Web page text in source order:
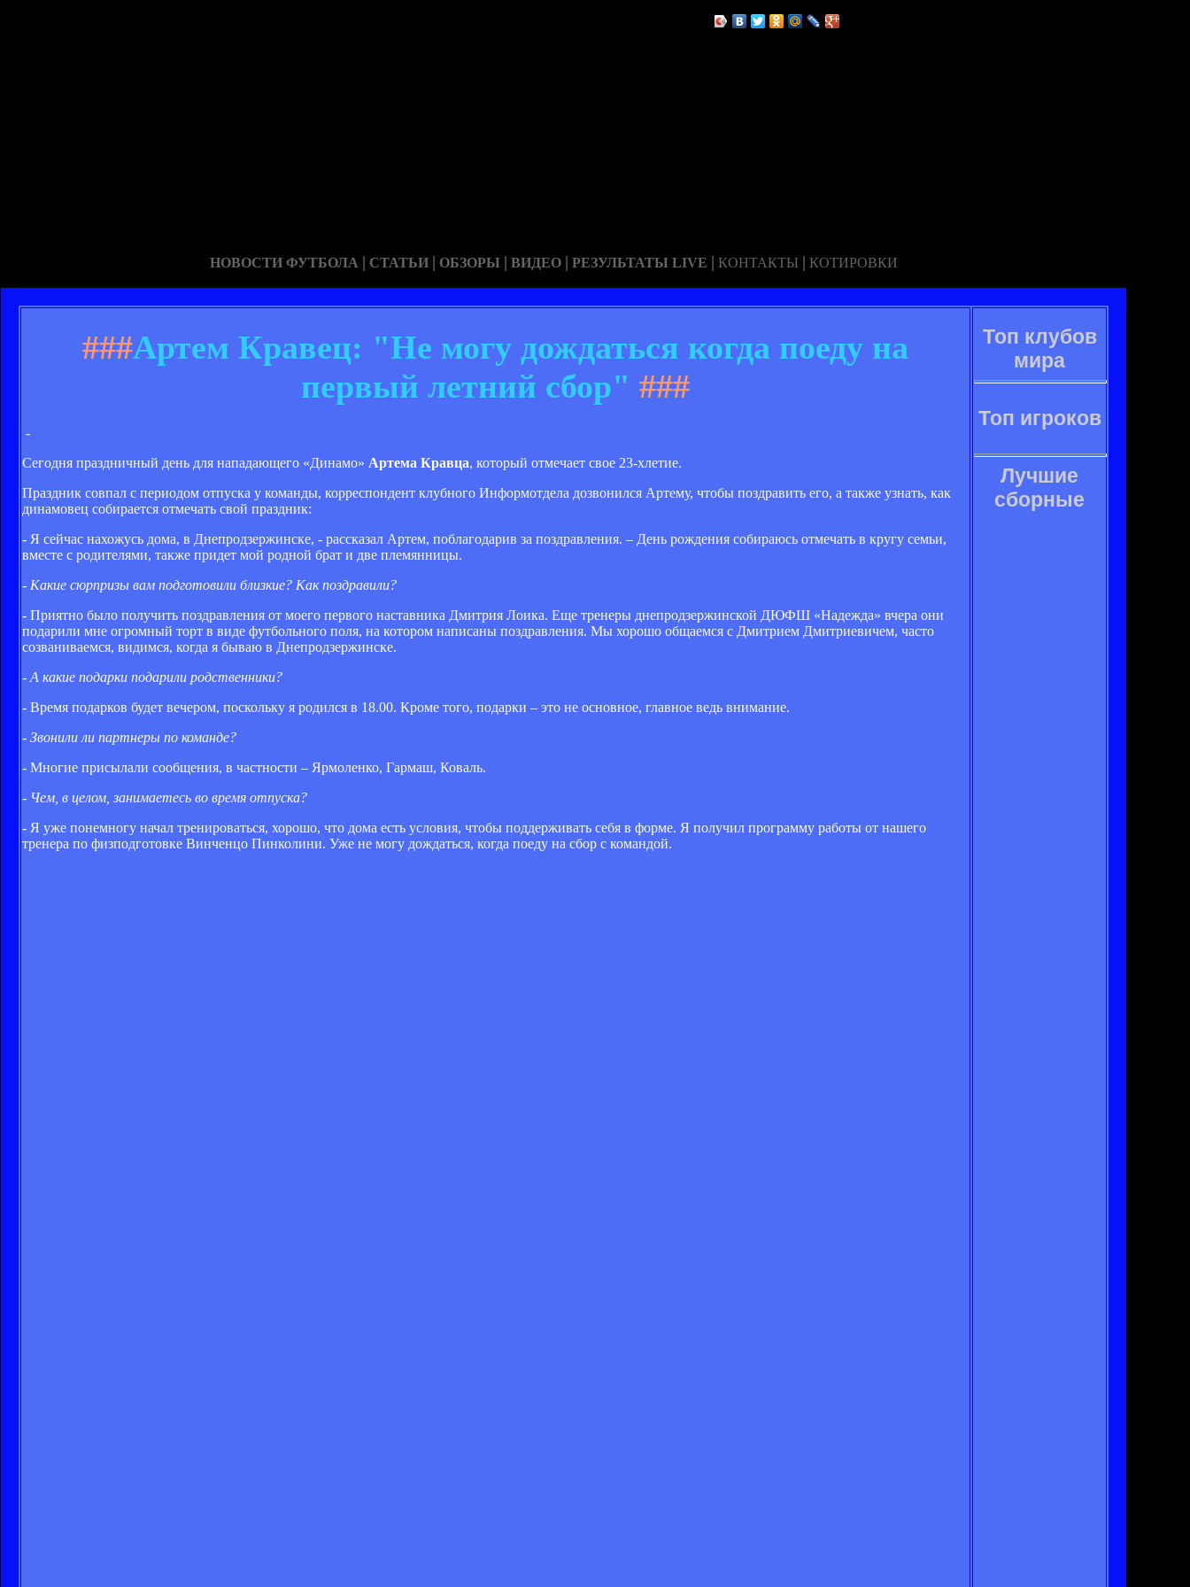
НОВОСТИ ФУТБОЛА | СТАТЬИ | ОБЗОРЫ | ВИДЕО | РЕЗУЛЬТАТЫ LIVE | КОНТАКТЫ | КОТИРОВКИ
###Артем Кравец: "Не могу дождаться когда поеду на
первый летний сбор" ###
-
Сегодня праздничный день для нападающего «Динамо» Артема Кравца, который отмечает свое 23-хлетие.
Праздник совпал с периодом отпуска у команды, корреспондент клубного Информотдела дозвонился Артему, чтобы поздравить его, а также узнать, как
динамовец собирается отмечать свой праздник:
- Я сейчас нахожусь дома, в Днепродзержинске, - рассказал Артем, поблагодарив за поздравления. – День рождения собираюсь отмечать в кругу семьи,
вместе с родителями, также придет мой родной брат и две племянницы.
- Какие сюрпризы вам подготовили близкие? Как поздравили?
- Приятно было получить поздравления от моего первого наставника Дмитрия Лоика. Еще тренеры днепродзержинской ДЮФШ «Надежда» вчера они
подарили мне огромный торт в виде футбольного поля, на котором написаны поздравления. Мы хорошо общаемся с Дмитрием Дмитриевичем, часто
созваниваемся, видимся, когда я бываю в Днепродзержинске.
- А какие подарки подарили родственники?
- Время подарков будет вечером, поскольку я родился в 18.00. Кроме того, подарки – это не основное, главное ведь внимание.
- Звонили ли партнеры по команде?
- Многие присылали сообщения, в частности – Ярмоленко, Гармаш, Коваль.
- Чем, в целом, занимаетесь во время отпуска?
- Я уже понемногу начал тренироваться, хорошо, что дома есть условия, чтобы поддерживать себя в форме. Я получил программу работы от нашего
тренера по физподготовке Винченцо Пинколини. Уже не могу дождаться, когда поеду на сбор с командой.
Топ клубов
мира
Топ игроков
Лучшие
сборные